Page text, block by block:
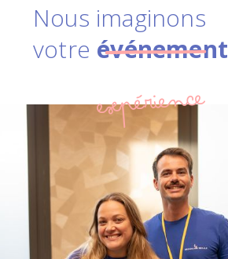
Nous imaginons
votre événement
expérience